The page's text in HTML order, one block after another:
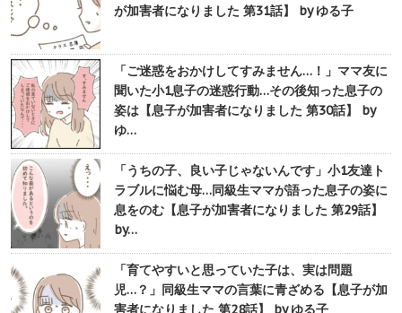
が加害者になりました 第31話】 by ゆる子
「ご迷惑をおかけしてすみません…！」ママ友に
聞いた小1息子の迷惑行動…その後知った息子の
姿は【息子が加害者になりました 第30話】 by
ゆ…
「うちの子、良い子じゃないんです」小1友達ト
ラブルに悩む母…同級生ママが語った息子の姿に
息をのむ【息子が加害者になりました 第29話】
by…
「育てやすいと思っていた子は、実は問題
児…？」同級生ママの言葉に青ざめる【息子が加
害者になりました 第28話】 by ゆる子